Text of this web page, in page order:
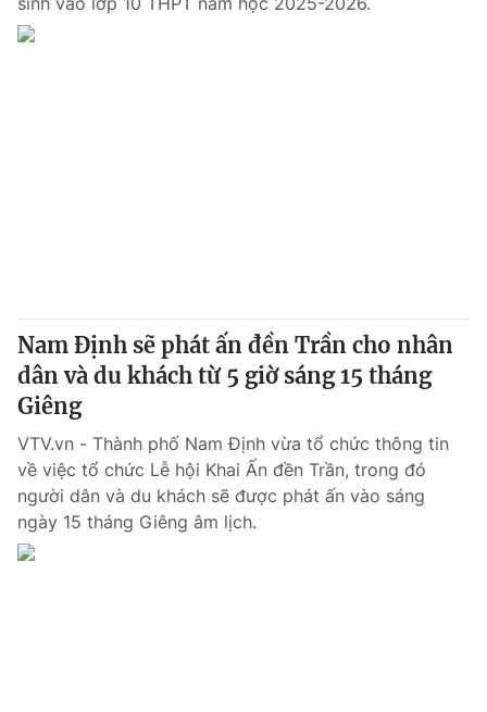
Nam Định sẽ phát ấn đền Trần cho nhân
dân và du khách từ 5 giờ sáng 15 tháng
Giêng
VTV.vn - Thành phố Nam Định vừa tổ chức thông tin
về việc tổ chức Lễ hội Khai Ấn đền Trần, trong đó
người dân và du khách sẽ được phát ấn vào sáng
ngày 15 tháng Giêng âm lịch.